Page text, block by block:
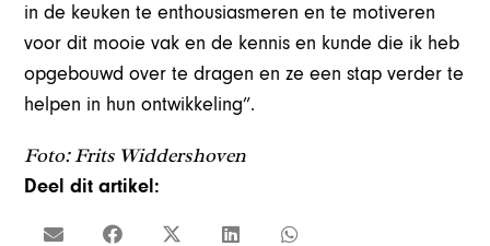
in de keuken te enthousiasmeren en te motiveren
voor dit mooie vak en de kennis en kunde die ik heb
opgebouwd over te dragen en ze een stap verder te
helpen in hun ontwikkeling”.
Foto: Frits Widdershoven
Deel dit artikel: